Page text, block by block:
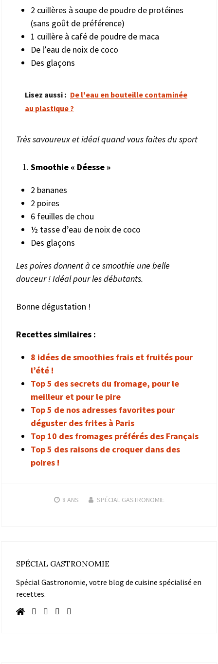
2 cuillères à soupe de poudre de protéines
(sans goût de préférence)
1 cuillère à café de poudre de maca
De l’eau de noix de coco
Des glaçons
Lisez aussi : De l'eau en bouteille contaminée
au plastique ?
Très savoureux et idéal quand vous faites du sport
Smoothie « Déesse »
2 bananes
2 poires
6 feuilles de chou
½ tasse d’eau de noix de coco
Des glaçons
Les poires donnent à ce smoothie une belle
douceur ! Idéal pour les débutants.
Bonne dégustation !
Recettes similaires :
8 idées de smoothies frais et fruités pour
l’été !
Top 5 des secrets du fromage, pour le
meilleur et pour le pire
Top 5 de nos adresses favorites pour
déguster des frites à Paris
Top 10 des fromages préférés des Français
Top 5 des raisons de croquer dans des
poires !
8 ANS SPÉCIAL GASTRONOMIE
SPÉCIAL GASTRONOMIE
Spécial Gastronomie, votre blog de cuisine spécialisé en
recettes.